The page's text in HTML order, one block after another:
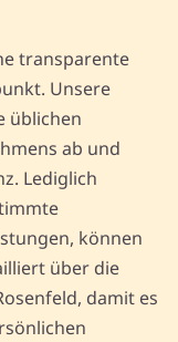
transparente
Unsere
üblichen
ab und
Lediglich
können
über die
damit es